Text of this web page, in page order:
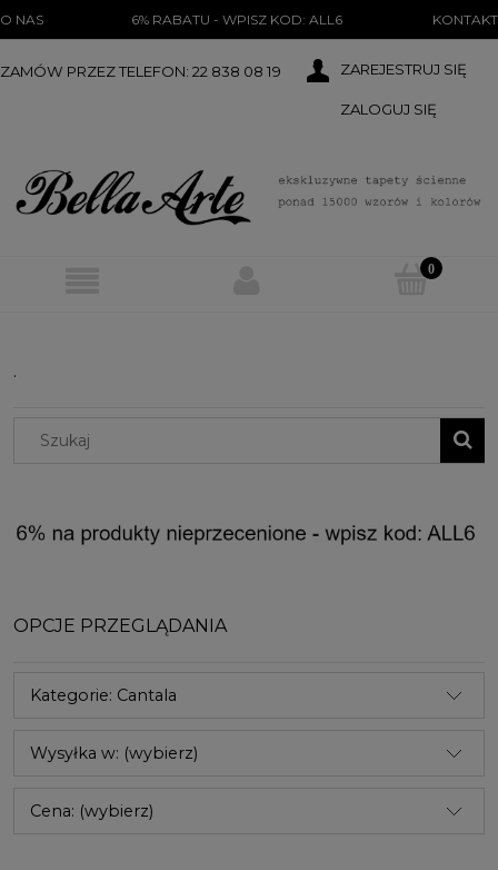
O NAS 6% RABATU - WPISZ KOD: ALL6 KONTAKT
ZAMÓW PRZEZ TELEFON: 22 838 08 19 ZAREJESTRUJ SIĘ
ZALOGUJ SIĘ
.
OPCJE PRZEGLĄDANIA
Kategorie: Cantala
Wysyłka w: (wybierz)
Cena: (wybierz)